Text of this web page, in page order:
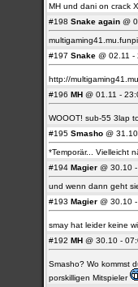
MH und dani on crack
#198 Snake again @
#197 Snake @ 02.11 -
http://
#196 MH @ 01.11 -
WOOOT! sub-55 3lap
#195 Smasho @
*Temporär... Vielleicht
#194 Magier @ 30.10
und wenn dann geht
#193 Magier @ 30.10
smay hat leider keine
#192 MH @ 30.10 -
Smasho? Wo kommst
porskilligen Mitspieler